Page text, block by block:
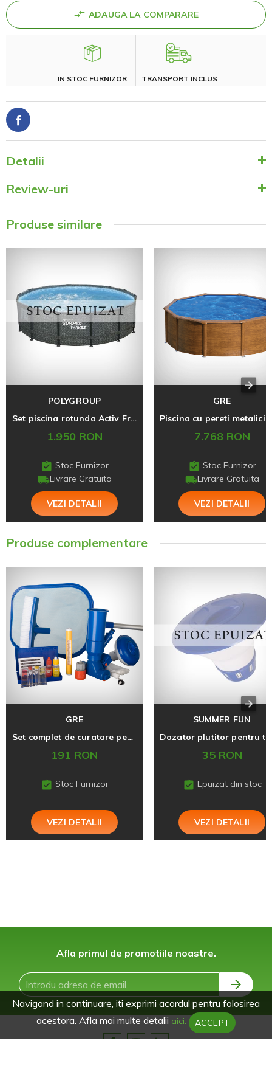
ADAUGA LA COMPARARE
IN STOC FURNIZOR TRANSPORT INCLUS
Detalii
Review-uri
Produse similare
POLYGROUP
Set piscina rotunda Activ Frame Dark Herringbone 4,27 m x 1,07 cm cu cadru metalic Summer Waves
1.950 RON
Stoc Furnizor
Livrare Gratuita
VEZI DETALII
GRE
7.768 RON
Stoc Furnizor
Livrare Gratuita
VEZI DETALII
Produse complementare
GRE
Set complet de curatare pentru piscinele cu pereti flexibili
191 RON
Stoc Furnizor
VEZI DETALII
SUMMER FUN
35 RON
Epuizat din stoc
VEZI DETALII
Afla primul de promotiile noastre.
Navigand in continuare, iti exprimi acordul pentru folosirea
acestora. Afla mai multe detalii aici. ACCEPT